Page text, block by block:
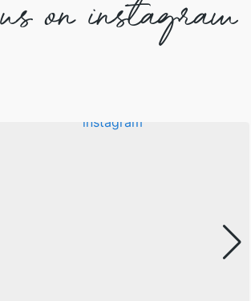
on instagram